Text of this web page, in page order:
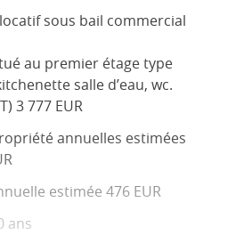
sous bail commercial
au premier étage type
salle d’eau, wc.
3 777 EUR
annuelles estimées
estimée 476 EUR
ans